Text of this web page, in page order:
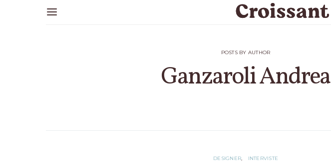
POSTS BY AUTHOR
Ganzaroli Andrea
DESIGNER INTERVISTE